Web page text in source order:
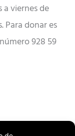
a viernes de
Para donar es
928 59